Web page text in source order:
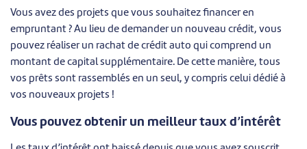
Vous avez des projets que vous souhaitez financer en
empruntant ? Au lieu de demander un nouveau crédit, vous
pouvez réaliser un rachat de crédit auto qui comprend un
montant de capital supplémentaire. De cette manière, tous
vos prêts sont rassemblés en un seul, y compris celui dédié à
vos nouveaux projets !
Vous pouvez obtenir un meilleur taux d’intérêt